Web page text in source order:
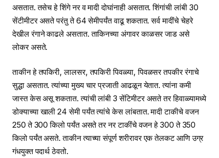
असतात. तसेच हे शिंगे नर व मादी दोघांनाही असतात. शिंगांची लांबी 30
सेंटीमीटर असते परंतु ते 64 सेमीपर्यंत वाढू शकतात. सर्व मादींचे चेहरे
देखील रंगाने काढले असतात. ताकिनच्या अंगावर काळसर जाड असे
लोकर असते.
ताकीन हे तपकिरी, लालसर, तपकिरी पिवळ्या, पिवळसर तपकीर रंगाचे
सुद्धा असतात. त्यांच्या मुख्य चार प्रजाती आढळून येतात. त्यांना कमी
जास्त केस असू शकतात. त्यांची लांबी 3 सेंटिमीटर असते तर हिवाळ्यामध्ये
डोक्याच्या खाली 24 सेमी पर्यंत त्यांचे केस लांबतात. मादी टाकीचे वजन
250 ते 300 किलो पर्यंत असते तर नर टाकींचे वजन हे 300 ते 350
किलो पर्यंत असते. ताकीन त्याच्या संपूर्ण शरीरावर एक तेलकट आणि उग्र
गंधयुक्त पदार्थ ठेवतो.